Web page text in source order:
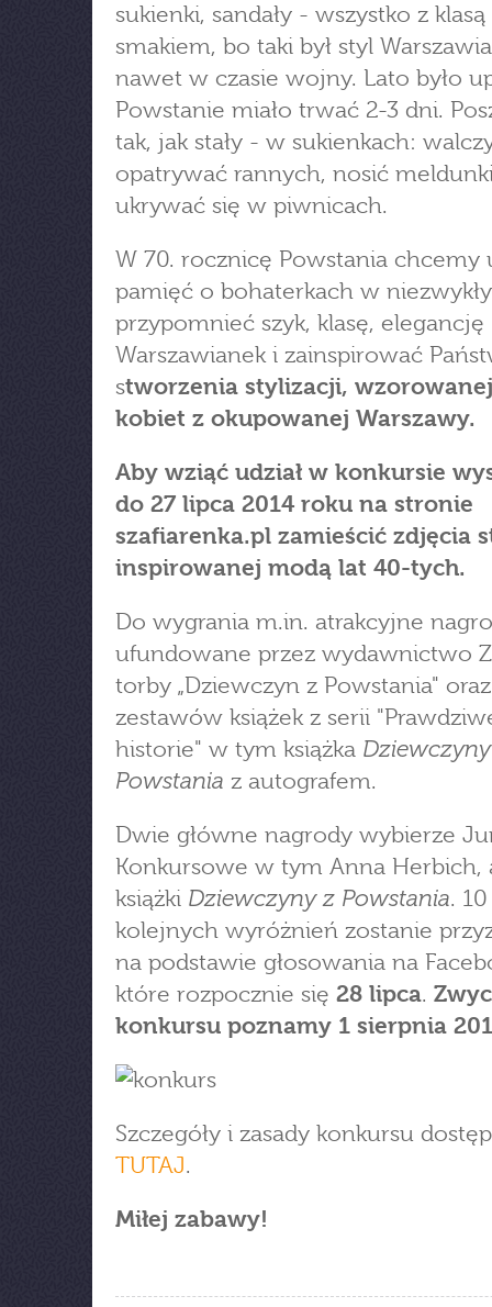
sukienki, sandały - wszystko z klasą
smakiem, bo taki był styl
nawet w czasie wojny. Lato było
Powstanie miało trwać 2-3 dni.
tak, jak stały - w sukienkach:
opatrywać rannych, nosić
ukrywać się w piwnicach.
W 70. rocznicę Powstania chcemy
pamięć o bohaterkach w
przypomnieć szyk, klasę, elegancję
Warszawianek i zainspirować
stworzenia stylizacji,
kobiet z okupowanej Warszawy.
Aby wziąć udział w konkursie
do 27 lipca 2014 roku na stronie
szafiarenka.pl zamieścić zdjęcia
inspirowanej modą lat 40-tych.
Do wygrania m.in. atrakcyjne
ufundowane przez wydawnictwo
torby „Dziewczyn z Powstania"
zestawów książek z serii
historie" w tym książka
Powstania z autografem.
Dwie główne nagrody wybierze
Konkursowe w tym Anna Herbich,
książki Dziewczyny z Powstania. 10
kolejnych wyróżnień zostanie
na podstawie głosowania na
które rozpocznie się 28 lipca.
konkursu poznamy 1 sierpnia
Szczegóły i zasady konkursu
TUTAJ.
Miłej zabawy!